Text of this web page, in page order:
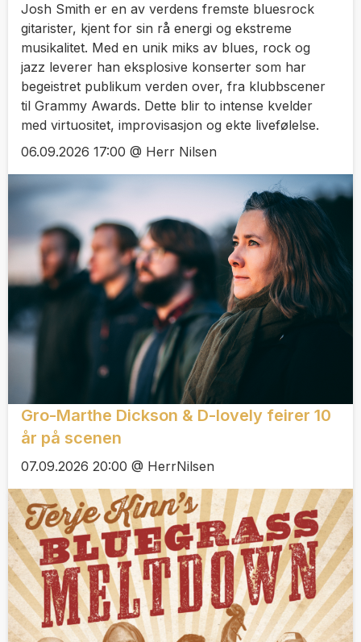
Josh Smith er en av verdens fremste bluesrock
gitarister, kjent for sin rå energi og ekstreme
musikalitet. Med en unik miks av blues, rock og
jazz leverer han eksplosive konserter som har
begeistret publikum verden over, fra klubbscener
til Grammy Awards. Dette blir to intense kvelder
med virtuositet, improvisasjon og ekte livefølelse.
06.09.2026 17:00 @ Herr Nilsen
Gro-Marthe Dickson & D-lovely feirer 10
år på scenen
07.09.2026 20:00 @ HerrNilsen